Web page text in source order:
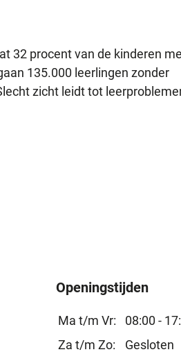
32 procent van de kinderen
135.000 leerlingen zonder
zicht leidt tot
Openingstijden
Ma t/m Vr:
08:00 -
Za t/m Zo:
Gesloten